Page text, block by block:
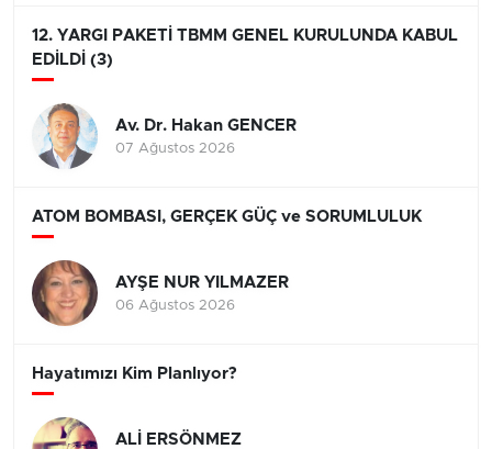
12. YARGI PAKETİ TBMM GENEL KURULUNDA KABUL
EDİLDİ (3)
Av. Dr. Hakan GENCER
07 Ağustos 2026
ATOM BOMBASI, GERÇEK GÜÇ ve SORUMLULUK
AYŞE NUR YILMAZER
06 Ağustos 2026
Hayatımızı Kim Planlıyor?
ALİ ERSÖNMEZ